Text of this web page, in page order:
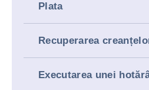
Plata
Recuperarea
Executarea unei